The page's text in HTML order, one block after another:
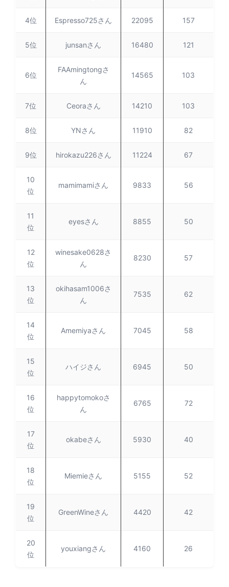
4位 Espresso725さん 22095 157
5位 junsanさん 16480 121
6位
FAAmingtongさ
ん
14565 103
7位 Ceoraさん 14210 103
8位 YNさん 11910 82
9位 hirokazu226さん 11224 67
10
位
mamimamiさん 9833 56
11
位
eyesさん 8855 50
12
位
winesake0628さ
ん
8230 57
13
位
okihasam1006さ
ん
7535 62
14
位
Amemiyaさん 7045 58
15
位
ハイジさん 6945 50
16
位
happytomokoさ
ん
6765 72
17
位
okabeさん 5930 40
18
位
Miemieさん 5155 52
19
位
GreenWineさん 4420 42
20
位
youxiangさん 4160 26